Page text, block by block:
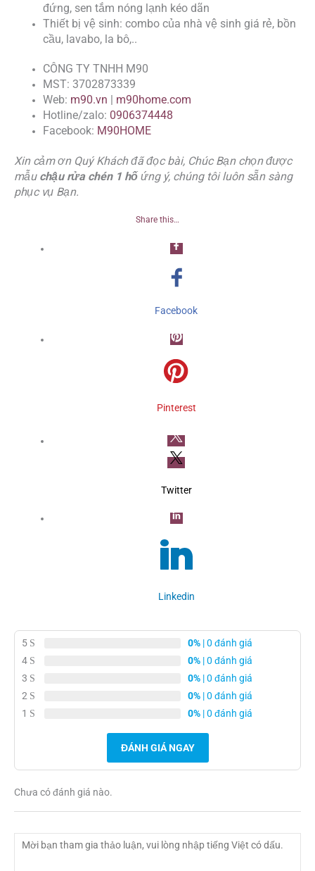
đứng, sen tắm nóng lạnh kéo dãn
Thiết bị vệ sinh: combo của nhà vệ sinh giá rẻ, bồn
cầu, lavabo, la bô,..
CÔNG TY TNHH M90
MST: 3702873339
Web: m90.vn
m90home.com
Hotline/zalo: 0906374448
Facebook: M90HOME
Xin cảm ơn Quý Khách đã đọc bài, Chúc Bạn chọn được
mẫu chậu rửa chén 1 hố ứng ý, chúng tôi luôn sẵn sàng
phục vụ Bạn.
Share this…
Facebook
Pinterest
Twitter
Linkedin
5 0% | 0 đánh giá
4
0% | 0 đánh giá
3
0% | 0 đánh giá
2
0% | 0 đánh giá
1
0% | 0 đánh giá
ĐÁNH GIÁ NGAY
Chưa có đánh giá nào.